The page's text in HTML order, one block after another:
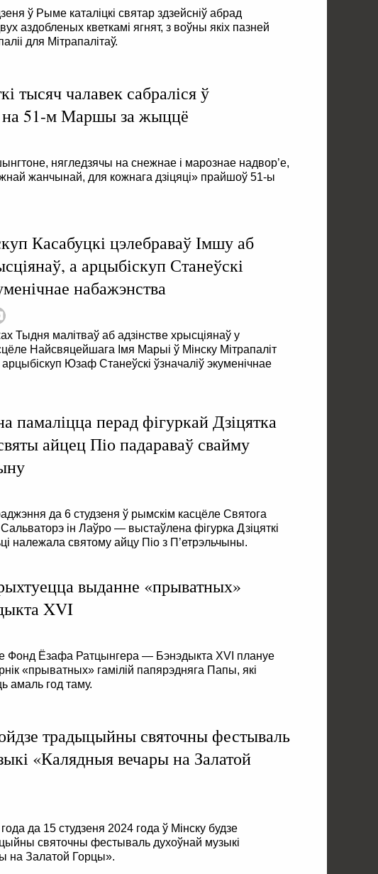
ў Рыме каталіцкі святар здзейсніў абрад
аздобленых кветкамі ягнят, з воўны якіх пазней
для Мітрапалітаў.
тысяч чалавек сабраліся ў
51-м Маршы за жыццё
нягледзячы на снежнае і марознае надвор’е,
жанчынай, для кожнага дзіцяці» прайшоў 51-ы
Касабуцкі цэлебраваў Імшу аб
а арцыбіскуп Станеўскі
набажэнства
Тыдня малітваў аб адзінстве хрысціянаў у
Найсвяцейшага Імя Марыі ў Мінску Мітрапаліт
арцыбіскуп Юзаф Станеўскі ўзначаліў экуменічнае
перад фігуркай Дзіцятка
айцец Піо падараваў свайму
да 6 студзеня ў рымскім касцёле Святога
ін Лаўро — выстаўлена фігурка Дзіцяткі
належала святому айцу Піо з П’етрэльчыны.
выданне «прыватных»
XVI
Фонд Ёзафа Ратцынгера — Бэнэдыкта XVI плануе
«прыватных» гамілій папярэдняга Папы, які
амаль год таму.
традыцыйны святочны фестываль
«Калядныя вечары на Залатой
да 15 студзеня 2024 года ў Мінску будзе
святочны фестываль духоўнай музыкі
на Залатой Горцы».